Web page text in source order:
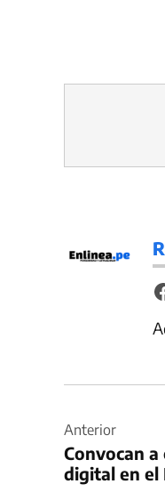
de
Anterior
Convocan
digital en el